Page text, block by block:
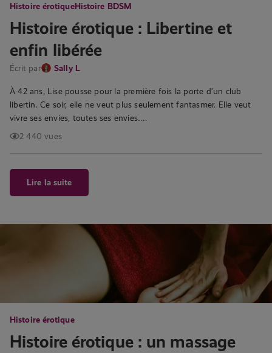
Histoire érotiqueHistoire BDSM
Histoire érotique : Libertine et
enfin libérée
Écrit par Sally L
À 42 ans, Lise pousse pour la première fois la porte d’un club
libertin. Ce soir, elle ne veut plus seulement fantasmer. Elle veut
vivre ses envies, toutes ses envies….
2 440 vues
Lire la suite
Histoire érotique
Histoire érotique : un massage